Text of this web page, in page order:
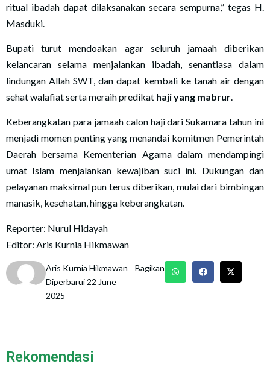
ritual ibadah dapat dilaksanakan secara sempurna,” tegas H.
Masduki.
Bupati turut mendoakan agar seluruh jamaah diberikan
kelancaran selama menjalankan ibadah, senantiasa dalam
lindungan Allah SWT, dan dapat kembali ke tanah air dengan
sehat walafiat serta meraih predikat haji yang mabrur.
Keberangkatan para jamaah calon haji dari Sukamara tahun ini
menjadi momen penting yang menandai komitmen Pemerintah
Daerah bersama Kementerian Agama dalam mendampingi
umat Islam menjalankan kewajiban suci ini. Dukungan dan
pelayanan maksimal pun terus diberikan, mulai dari bimbingan
manasik, kesehatan, hingga keberangkatan.
Reporter: Nurul Hidayah
Editor: Aris Kurnia Hikmawan
Aris Kurnia Hikmawan
Diperbarui 22 June
2025
Bagikan
Rekomendasi